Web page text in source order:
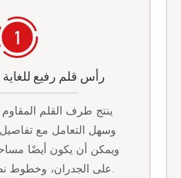
رأس قلم رفيع
ينتج طرف القلم المقاوم
وسهل التعامل مع
ويمكن أن يكون أيضًا
على الجدران، وخطوط نظيفة بدون نتوءات.